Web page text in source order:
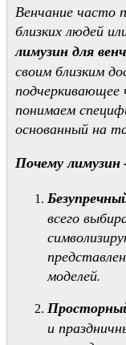
Венчание часто
близких людей
лимузин для
своим близким
понимаем
основанный на
Почему
всего
моделей.
и